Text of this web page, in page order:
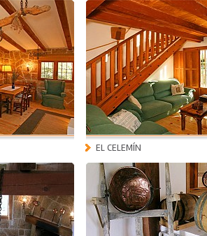
EL CELEMÍN